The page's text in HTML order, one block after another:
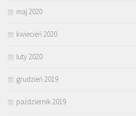
maj 2020
kwiecień 2020
luty 2020
grudzień 2019
październik 2019